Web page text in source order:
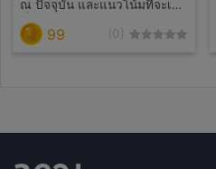
ณ ปัจจุบัน และแนวโน้มที่จะเกิด
ขึ้นในอนาคต
99 (0)